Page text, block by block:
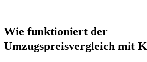
Wie funktioniert der
Umzugspreisvergleich mit